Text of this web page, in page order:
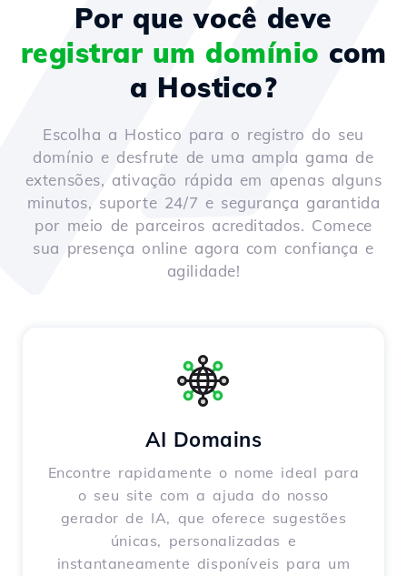
Por que você deve
registrar um domínio com
a Hostico?
Escolha a Hostico para o registro do seu
domínio e desfrute de uma ampla gama de
extensões, ativação rápida em apenas alguns
minutos, suporte 24/7 e segurança garantida
por meio de parceiros acreditados. Comece
sua presença online agora com confiança e
agilidade!
AI Domains
Encontre rapidamente o nome ideal para
o seu site com a ajuda do nosso
gerador de IA, que oferece sugestões
únicas, personalizadas e
instantaneamente disponíveis para um